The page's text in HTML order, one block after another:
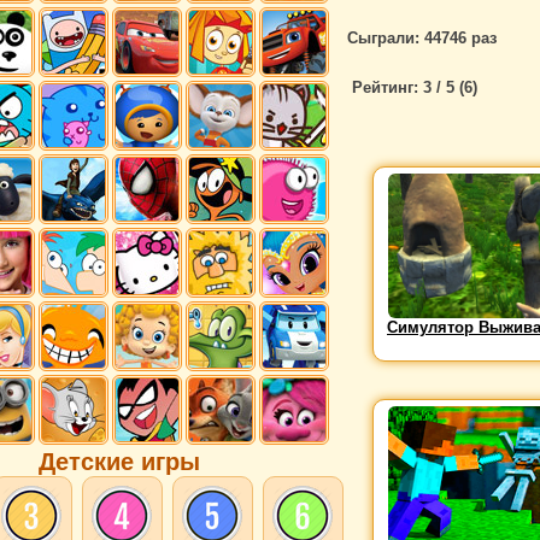
Детские игры
Сыграли: 44746 раз
Рейтинг: 3 / 5 (6)
Симулятор